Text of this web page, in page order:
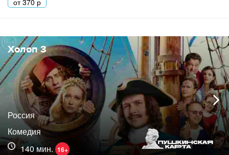
Холоп 3
Россия
Комедия
140 мин. 16+